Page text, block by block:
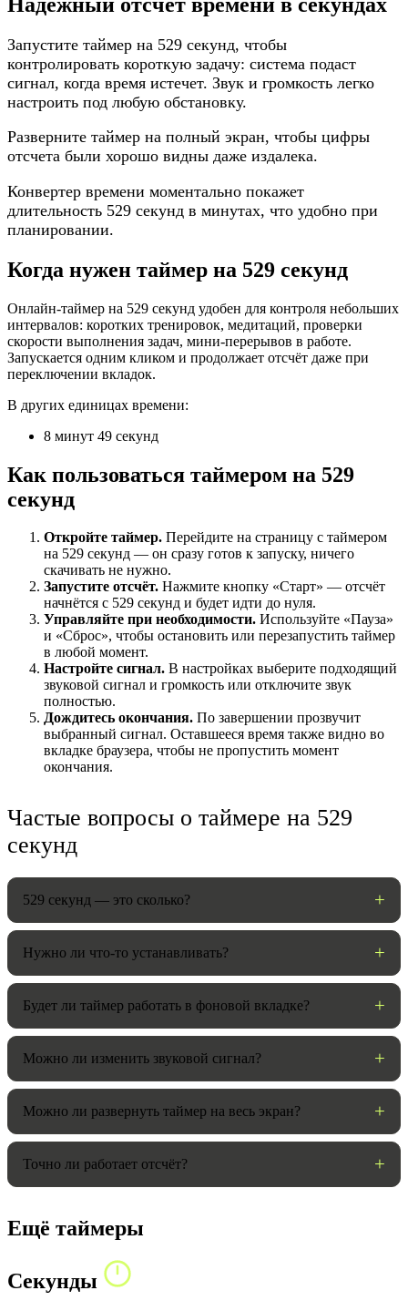
НАСТРОЙКИ
Звуки:
Громкость:
Запустите таймер на 529 секунд, чтобы
контролировать короткую задачу: система подаст
сигнал, когда время истечет. Звук и громкость легко
настроить под любую обстановку.
Разверните таймер на полный экран, чтобы цифры
отсчета были хорошо видны даже издалека.
Конвертер времени моментально покажет
длительность 529 секунд в минутах, что удобно при
планировании.
Когда нужен таймер на 529 секунд
Онлайн-таймер на 529 секунд удобен для контроля небольших
интервалов: коротких тренировок, медитаций, проверки
скорости выполнения задач, мини-перерывов в работе.
Запускается одним кликом и продолжает отсчёт даже при
переключении вкладок.
В других единицах времени:
8 минут 49 секунд
Как пользоваться таймером на 529
секунд
Откройте таймер. Перейдите на страницу с таймером
на 529 секунд — он сразу готов к запуску, ничего
скачивать не нужно.
Запустите отсчёт. Нажмите кнопку «Старт» — отсчёт
начнётся с 529 секунд и будет идти до нуля.
Управляйте при необходимости. Используйте «Пауза»
и «Сброс», чтобы остановить или перезапустить таймер
в любой момент.
Настройте сигнал. В настройках выберите подходящий
звуковой сигнал и громкость или отключите звук
полностью.
Дождитесь окончания. По завершении прозвучит
выбранный сигнал. Оставшееся время также видно во
вкладке браузера, чтобы не пропустить момент
окончания.
Частые вопросы о таймере на 529
секунд
529 секунд — это сколько?
Нужно ли что-то устанавливать?
Будет ли таймер работать в фоновой вкладке?
Можно ли изменить звуковой сигнал?
Можно ли развернуть таймер на весь экран?
Точно ли работает отсчёт?
Ещё таймеры
Секунды